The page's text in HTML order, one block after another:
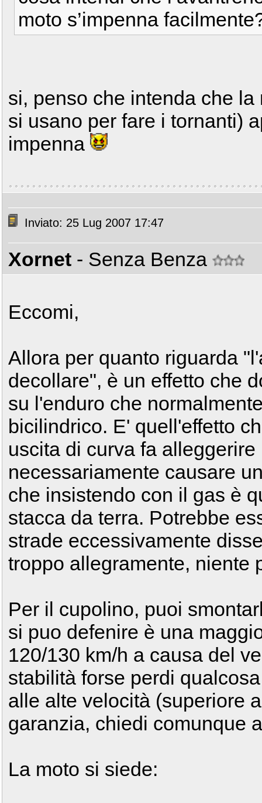
moto s’impenna
si, penso che intenda che
si usano per fare i tornanti)
impenna
Inviato: 25 Lug 2007 17:47
Xornet - Senza Benza
Eccomi,
Allora per quanto riguarda
decollare", è un effetto che
su l'enduro che
bicilindrico. E' quell'effetto
uscita di curva fa
necessariamente causare
che insistendo con il gas è
stacca da terra. Potrebbe
strade eccessivamente
troppo allegramente, niente
Per il cupolino, puoi
si puo defenire è una
120/130 km/h a causa del
stabilità forse perdi
alle alte velocità (superiore
garanzia, chiedi comunque
La moto si siede: